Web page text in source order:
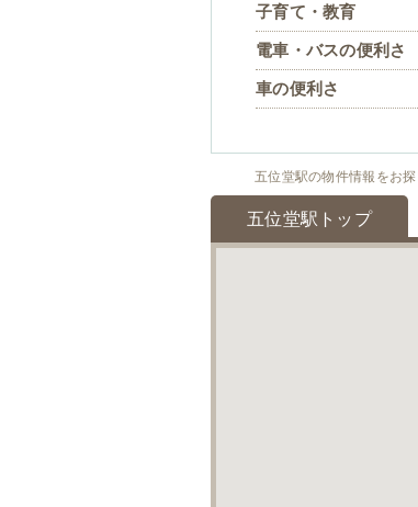
子育て・教育
電車・バスの便利さ
車の便利さ
五位堂駅の物件情報をお
五位堂駅トップ